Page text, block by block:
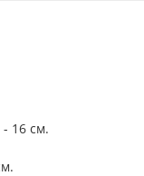
16 см.